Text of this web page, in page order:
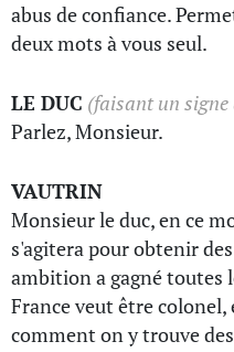
abus de confiance.
deux mots à vous seul.
LE DUC (faisant un signe
Parlez, Monsieur.
VAUTRIN
Monsieur le duc, en ce
s'agitera pour obtenir
ambition a gagné toutes
France veut être colonel,
comment on y trouve